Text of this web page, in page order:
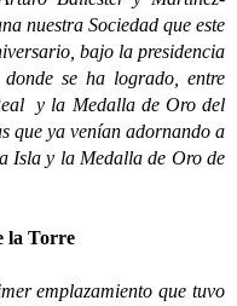
nuestra Sociedad que este
bajo la presidencia
se ha logrado, entre
y la Medalla de Oro del
que ya venían adornando a
Isla y la Medalla de Oro de
la Torre
emplazamiento que tuvo